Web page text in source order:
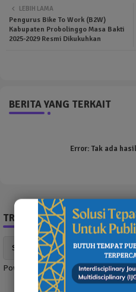
LEBIH LAMA
Pengurus Bike To Work (B2W)
Kabupaten Probolinggo Masa Bakti
2025-2029 Resmi Dikukuhkan
BERITA YANG TERKAIT
Error:Tak ada
TRANSLATE NEWS
Powered by Translate